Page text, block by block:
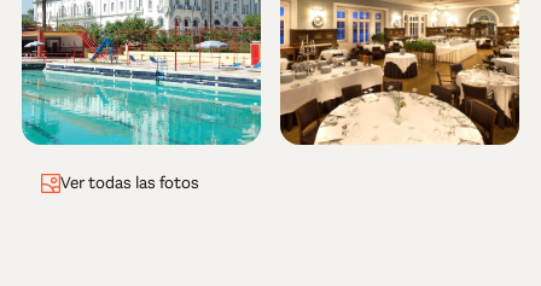
Ver todas las fotos